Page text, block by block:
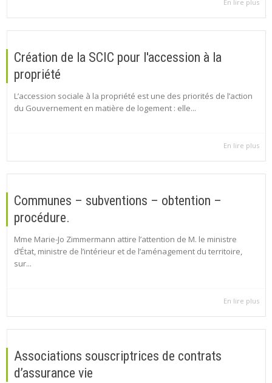
En lire plus
Création de la SCIC pour l'accession à la
propriété
L’accession sociale à la propriété est une des priorités de l’action
du Gouvernement en matière de logement : elle...
En lire plus
Communes – subventions – obtention –
procédure.
Mme Marie-Jo Zimmermann attire l’attention de M. le ministre
d’État, ministre de l’intérieur et de l’aménagement du territoire,
sur...
En lire plus
Associations souscriptrices de contrats
d’assurance vie